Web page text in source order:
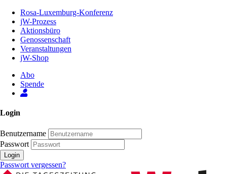
Inhalt
Seite
Rosa-Luxemburg-Konferenz
jW-Prozess
Aktionsbüro
Genossenschaft
Veranstaltungen
jW-Shop
Abo
Spende
Login
Benutzername
Passwort
Login
Passwort vergessen?